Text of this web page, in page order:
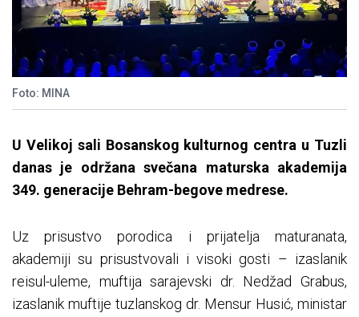
Foto: MINA
U Velikoj sali Bosanskog kulturnog centra u Tuzli
danas je održana svečana maturska akademija
349. generacije Behram-begove medrese.
Uz prisustvo porodica i prijatelja maturanata,
akademiji su prisustvovali i visoki gosti – izaslanik
reisul-uleme, muftija sarajevski dr. Nedžad Grabus,
izaslanik muftije tuzlanskog dr. Mensur Husić, ministar